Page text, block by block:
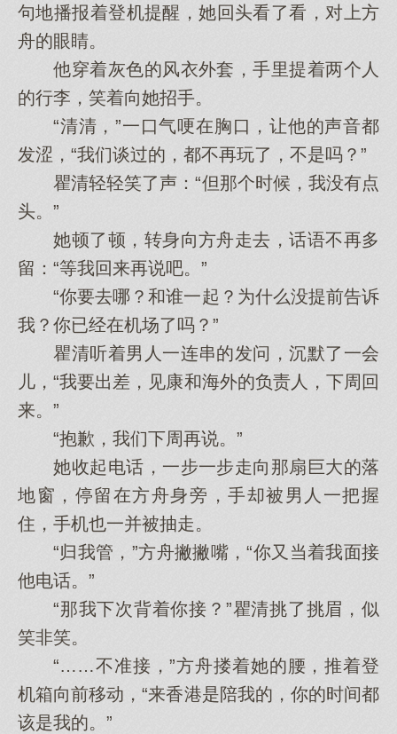
句地播报着登机提醒，她回头看了看，对上方
舟的眼睛。
他穿着灰色的风衣外套，手里提着两个人
的行李，笑着向她招手。
“清清，”一口气哽在胸口，让他的声音都
发涩，“我们谈过的，都不再玩了，不是吗？”
瞿清轻轻笑了声：“但那个时候，我没有点
头。”
她顿了顿，转身向方舟走去，话语不再多
留：“等我回来再说吧。”
“你要去哪？和谁一起？为什么没提前告诉
我？你已经在机场了吗？”
瞿清听着男人一连串的发问，沉默了一会
儿，“我要出差，见康和海外的负责人，下周回
来。”
“抱歉，我们下周再说。”
她收起电话，一步一步走向那扇巨大的落
地窗，停留在方舟身旁，手却被男人一把握
住，手机也一并被抽走。
“归我管，”方舟撇撇嘴，“你又当着我面接
他电话。”
“那我下次背着你接？”瞿清挑了挑眉，似
笑非笑。
“……不准接，”方舟搂着她的腰，推着登
机箱向前移动，“来香港是陪我的，你的时间都
该是我的。”